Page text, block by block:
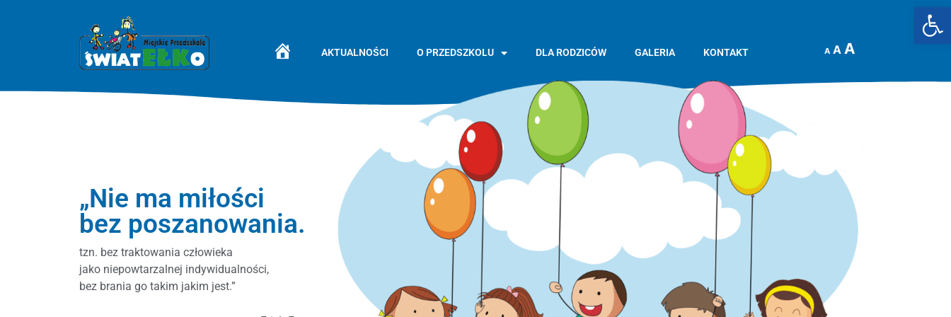
STRONA GŁÓWNA
AKTUALNOŚCI O PRZEDSZKOLU DLA RODZICÓW GALERIA KONTAKT A A A
„Nie ma miłości
bez poszanowania.
tzn. bez traktowania człowieka
jako niepowtarzalnej indywidualności,
bez brania go takim jakim jest.”